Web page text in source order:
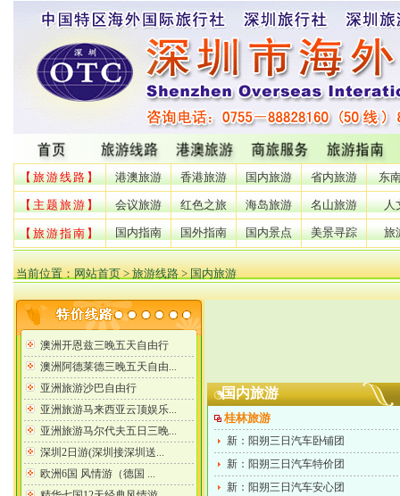
【旅游线路】 港澳旅游 香港旅游 国内旅游 省内旅游 东
【主题旅游】 会议旅游 红色之旅 海岛旅游 名山旅游 人
【旅游指南】 国内指南 国外指南 国内景点 美景寻踪 旅
当前位置：网站首页> 旅游线路 > 国内旅游
国内旅游
桂林旅游
新：阳朔三日汽车卧铺团
新：阳朔三日汽车特价团
新：阳朔三日汽车安心团